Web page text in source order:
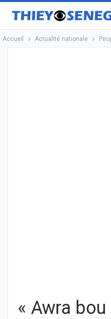
Accueil Actualité nationale
« Awra